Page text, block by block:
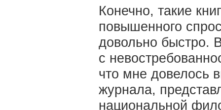
Конечно, такие
повышенного
довольно быстро.
с
что мне довелось
журнала,
национальной